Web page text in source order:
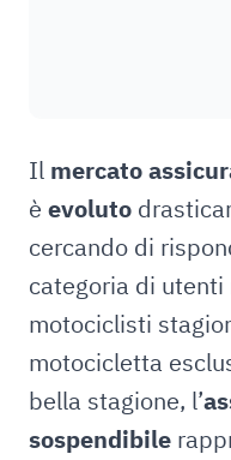
Il mercato
è evoluto
cercando di
categoria di
motociclisti
motocicletta
bella stagione, l’
sospendibile